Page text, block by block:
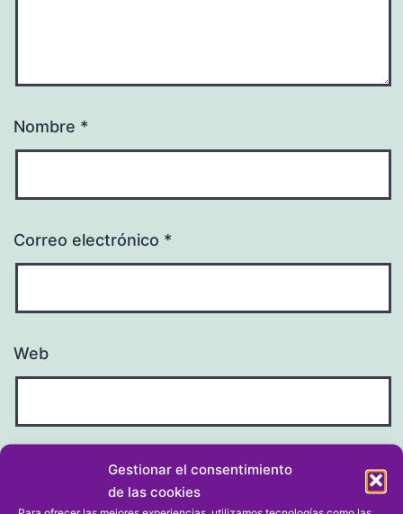
Gestionar el consentimiento
de las cookies
Nombre *
Correo electrónico *
Web